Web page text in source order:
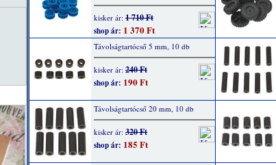
kisker ár: 1 710 Ft
shop ár: 1 370 Ft
Távolságtartócső 5 mm, 10 db
kisker ár: 240 Ft
shop ár: 190 Ft
Távolságtartócső 20 mm, 10 db
kisker ár: 320 Ft
shop ár: 185 Ft